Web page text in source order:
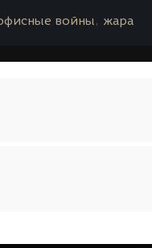
войны жара